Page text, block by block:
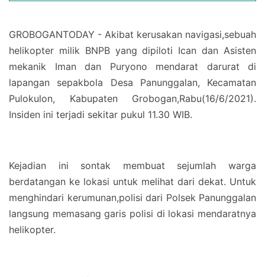
GROBOGANTODAY - Akibat kerusakan navigasi,sebuah
helikopter milik BNPB yang dipiloti Ican dan Asisten
mekanik Iman dan Puryono mendarat darurat di
lapangan sepakbola Desa Panunggalan, Kecamatan
Pulokulon, Kabupaten Grobogan,Rabu(16/6/2021).
Insiden ini terjadi sekitar pukul 11.30 WIB.
Kejadian ini sontak membuat sejumlah warga
berdatangan ke lokasi untuk melihat dari dekat. Untuk
menghindari kerumunan,polisi dari Polsek Panunggalan
langsung memasang garis polisi di lokasi mendaratnya
helikopter.